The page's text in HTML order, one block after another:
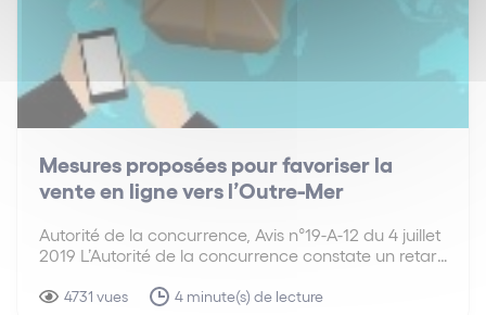
Mesures proposées pour favoriser la
vente en ligne vers l’Outre-Mer
Autorité de la concurrence, Avis n°19-A-12 du 4 juillet
2019 L’Autorité de la concurrence constate un retard
Mer, qui participerait au maintien de prix élevés, et
4731 vues 4 minute(s) de lecture